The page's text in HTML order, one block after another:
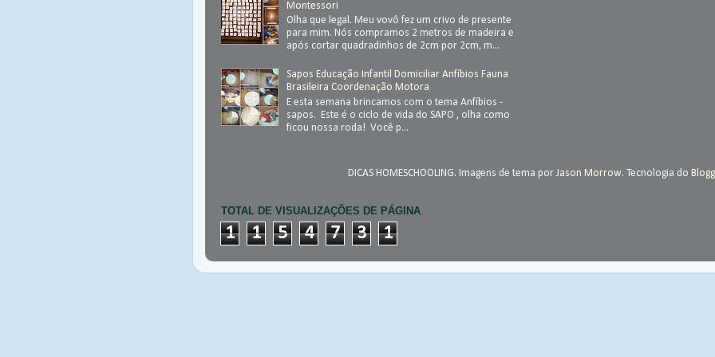
Montessori
Olha que legal. Meu vovô fez um crivo de presente
para mim. Nós compramos 2 metros de madeira e
após cortar quadradinhos de 2cm por 2cm, m...
Sapos Educação Infantil Domiciliar Anfíbios Fauna
Brasileira Coordenação Motora
E esta semana brincamos com o tema Anfíbios -
sapos. Este é o ciclo de vida do SAPO , olha como
ficou nossa roda! Você p...
DICAS HOMESCHOOLING. Imagens de tema por Jason Morrow. Tecnologia do
TOTAL DE VISUALIZAÇÕES DE PÁGINA
1 1 5 4 7 3 1